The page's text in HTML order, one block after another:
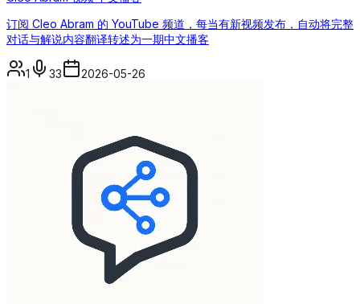
订阅 Cleo Abram 的 YouTube 频道，每当有新视频发布，自动将完整
对话与解说内容翻译转述为一期中文播客
1 33 2026-05-26